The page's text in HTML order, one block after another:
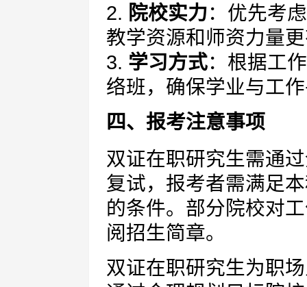
2. 院校实力：优先考
教学资源和师资力量
3. 学习方式：根据工
络班，确保学业与工
四、报考注意事项
双证在职研究生需通
复试，报考者需满足
的条件。部分院校对
阅招生简章。
双证在职研究生为职